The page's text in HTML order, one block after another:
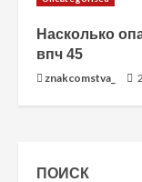
Насколько
впч 45
znakcomstva_
ПОИСК